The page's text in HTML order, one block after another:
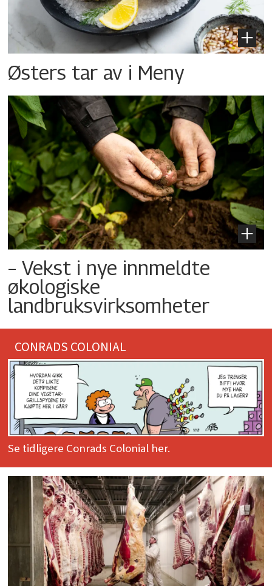
Østers tar av i Meny
– Vekst i nye innmeldte
økologiske
landbruksvirksomheter
CONRADS COLONIAL
Se tidligere Conrads Colonial her.